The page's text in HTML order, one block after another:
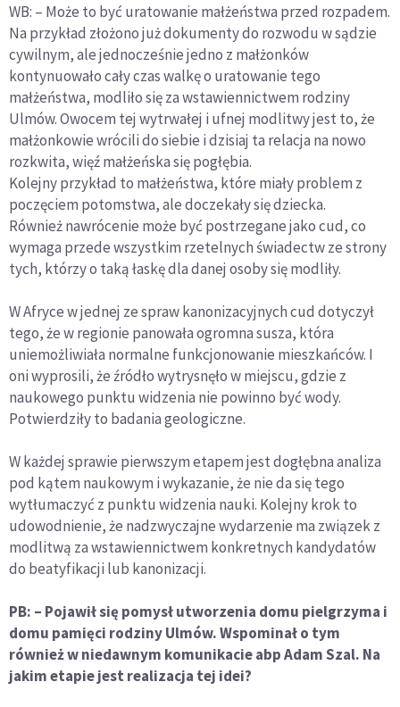
WB: – Może to być uratowanie małżeństwa przed rozpadem.
Na przykład złożono już dokumenty do rozwodu w sądzie
cywilnym, ale jednocześnie jedno z małżonków
kontynuowało cały czas walkę o uratowanie tego
małżeństwa, modliło się za wstawiennictwem rodziny
Ulmów. Owocem tej wytrwałej i ufnej modlitwy jest to, że
małżonkowie wrócili do siebie i dzisiaj ta relacja na nowo
rozkwita, więź małżeńska się pogłębia.
Kolejny przykład to małżeństwa, które miały problem z
poczęciem potomstwa, ale doczekały się dziecka.
Również nawrócenie może być postrzegane jako cud, co
wymaga przede wszystkim rzetelnych świadectw ze strony
tych, którzy o taką łaskę dla danej osoby się modliły.
W Afryce w jednej ze spraw kanonizacyjnych cud dotyczył
tego, że w regionie panowała ogromna susza, która
uniemożliwiała normalne funkcjonowanie mieszkańców. I
oni wyprosili, że źródło wytrysnęło w miejscu, gdzie z
naukowego punktu widzenia nie powinno być wody.
Potwierdziły to badania geologiczne.
W każdej sprawie pierwszym etapem jest dogłębna analiza
pod kątem naukowym i wykazanie, że nie da się tego
wytłumaczyć z punktu widzenia nauki. Kolejny krok to
udowodnienie, że nadzwyczajne wydarzenie ma związek z
modlitwą za wstawiennictwem konkretnych kandydatów
do beatyfikacji lub kanonizacji.
PB: – Pojawił się pomysł utworzenia domu pielgrzyma i
domu pamięci rodziny Ulmów. Wspominał o tym
również w niedawnym komunikacie abp Adam Szal. Na
jakim etapie jest realizacja tej idei?